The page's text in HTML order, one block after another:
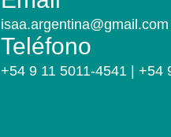
Teléfono
+54 9 11 5011-4541 | +54